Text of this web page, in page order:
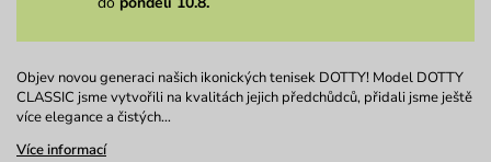
Objev novou generaci našich ikonických tenisek DOTTY! Model DOTTY
CLASSIC jsme vytvořili na kvalitách jejich předchůdců, přidali jsme ještě
více elegance a čistých…
Více informací